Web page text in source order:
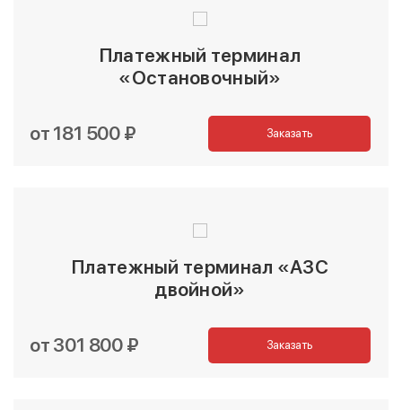
Платежный терминал
«Остановочный»
от 181 500 ₽ Заказать
Платежный терминал «АЗС
двойной»
от 301 800 ₽ Заказать